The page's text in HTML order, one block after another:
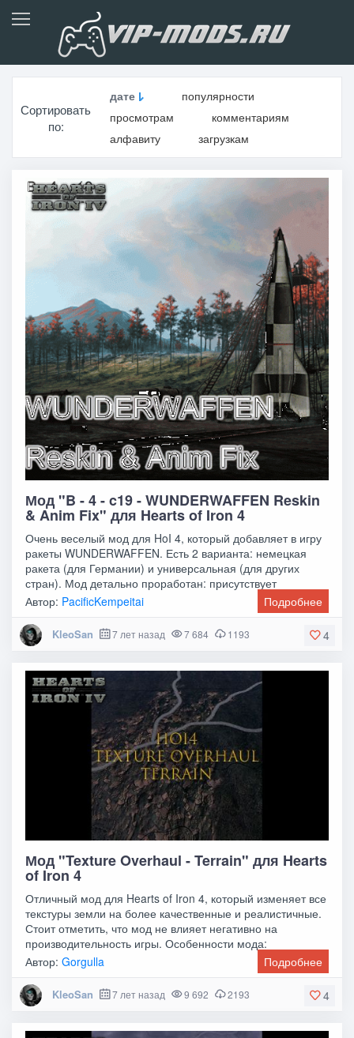
Сортировать
по:
дате
популярности
просмотрам
комментариям
алфавиту
загрузкам
Мод "B - 4 - c19 - WUNDERWAFFEN Reskin
& Anim Fix" для Hearts of Iron 4
Очень веселый мод для HoI 4, который добавляет в игру
ракеты WUNDERWAFFEN. Есть 2 варианта: немецкая
ракета (для Германии) и универсальная (для других
стран). Мод детально проработан: присутствует
Автор: PacificKempeitai Подробнее
4
KleoSan 7 лет назад 7 684 1193
Мод "Texture Overhaul - Terrain" для Hearts
of Iron 4
Отличный мод для Hearts of Iron 4, который изменяет все
текстуры земли на более качественные и реалистичные.
Стоит отметить, что мод не влияет негативно на
производительность игры. Особенности мода:
Автор:Gorgulla Подробнее
4
KleoSan 7 лет назад 9 692 2193